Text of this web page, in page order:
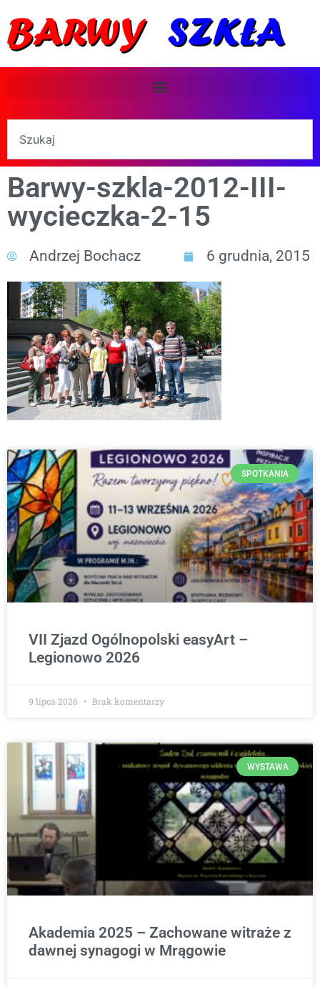
Barwy-szkla-2012-III-
wycieczka-2-15
Andrzej Bochacz 6 grudnia, 2015
SPOTKANIA
VII Zjazd Ogólnopolski easyArt –
Legionowo 2026
9 lipca 2026 Brak komentarzy
WYSTAWA
Akademia 2025 – Zachowane witraże z
dawnej synagogi w Mrągowie